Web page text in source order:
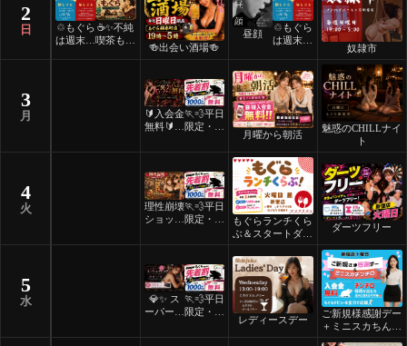
2
日
♲もぐら
は週末祝
☕️✨不純
喫茶もぐ
🍻出会い酒場🍻
昼顔
♲もぐら
は週末祝
奴隷市
3
月
🔰入会金
無料🔰ご
ーツナイ
🏃💨平日
限定・先
月曜から朝活
魅惑のCHILLナイ
ト
4
火
理性崩壊
ショット
ー
🏃💨平日
限定・先
もぐらランチくら
ぶ＆スタートダッ
シュ
ダーツフリー
5
水
💎✨ ス
ーパーレ
デー ✨
🏃💨平日
限定・先
レディースデー
ご新規様感謝デー
＋ミニスカちんち
ろ